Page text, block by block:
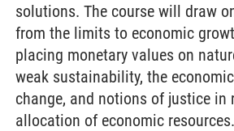
solutions. The course will draw
from the limits to economic
placing monetary values on
weak sustainability, the
change, and notions of justice in
allocation of economic resources.